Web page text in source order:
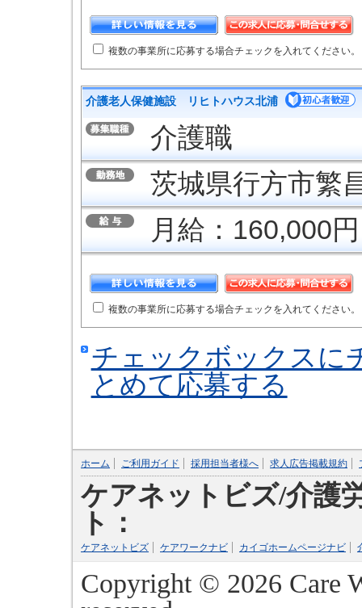
複数の事業所に応募する場合チェックを入れてください。
介護老人保健施設 リヒトハウス北浦
介護職
茨城県行方市繁
月給：160,000
複数の事業所に応募する場合チェックを入れてください。
チェックボックスに
とめて応募する
ホーム ご利用ガイド 採用担当者様へ 求人広告掲載規約
ケアネットビズ/介護
ト：
ケアネットビズ ケアワークナビ カイゴホームページナビ
Copyright © 2026 Care